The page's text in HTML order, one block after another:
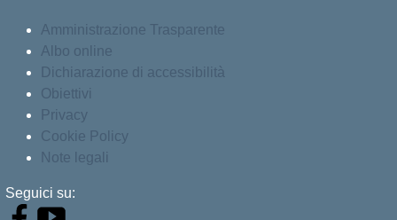
Amministrazione Trasparente
Albo online
Dichiarazione di accessibilità
Obiettivi
Privacy
Cookie Policy
Note legali
Seguici su: